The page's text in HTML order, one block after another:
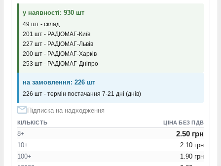
у наявності: 930 шт
49 шт - склад
201 шт - РАДІОМАГ-Київ
227 шт - РАДІОМАГ-Львів
200 шт - РАДІОМАГ-Харків
253 шт - РАДІОМАГ-Дніпро
на замовлення: 226 шт
226 шт - термін постачання 7-21 дні (днів)
Підписка на надходження
КІЛЬКІСТЬ ЦІНА БЕЗ ПДВ
8+ 2.50 грн
10+
2.10 грн
100+
1.90 грн